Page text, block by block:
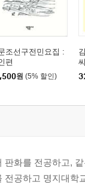
조선구전민요집 :
편
원 (5% 할인)
판화를 전공하고,
전공하고 명지대학